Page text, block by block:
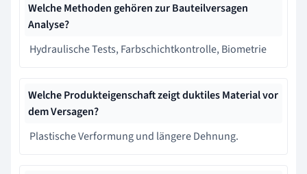
Welche Methoden gehören zur Bauteilversagen
Analyse?
Hydraulische Tests, Farbschichtkontrolle, Biometrie
Welche Produkteigenschaft zeigt duktiles Material vor
dem Versagen?
Plastische Verformung und längere Dehnung.